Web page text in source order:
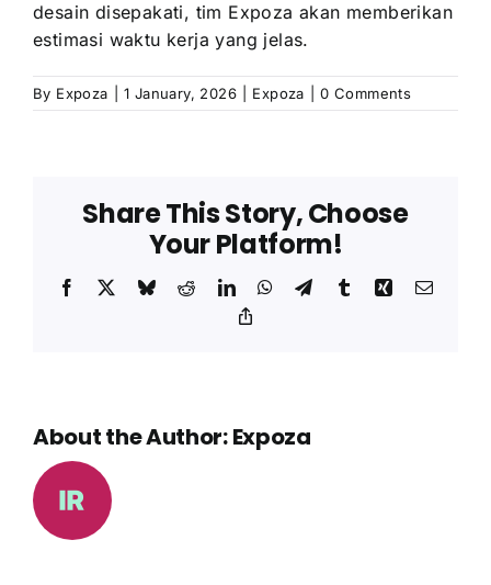
desain disepakati, tim Expoza akan memberikan
estimasi waktu kerja yang jelas.
By Expoza 1 January, 2026 Expoza 0 Comments
Share This Story, Choose
Your Platform!
Facebook BlueskyRedditLinkedInWhatsApp
TelegramTumblrXingEmail
About the Author:Expoza